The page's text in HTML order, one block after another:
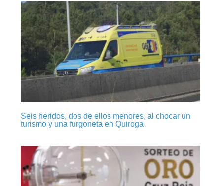
Seis heridos, dos de ellos menores, al chocar un
turismo y una furgoneta en Quiroga